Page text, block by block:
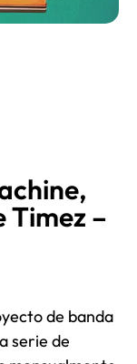
Timez –
de banda
serie de